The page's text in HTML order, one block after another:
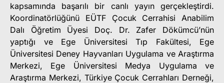
kapsamında başarılı bir canlı yayın gerçekleştirdi.
Koordinatörlüğünü EÜTF Çocuk Cerrahisi Anabilim
Dalı Öğretim Üyesi Doç. Dr. Zafer Dökümcü’nün
yaptığı ve Ege Üniversitesi Tıp Fakültesi, Ege
Üniversitesi Deney Hayvanları Uygulama ve Araştırma
Merkezi, Ege Üniversitesi Medya Uygulama ve
Araştırma Merkezi, Türkiye Çocuk Cerrahları Derneği,